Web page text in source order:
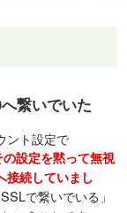
繋いでいた
ント設定で
の設定を黙って無視
接続していまし
で繋いでいる」